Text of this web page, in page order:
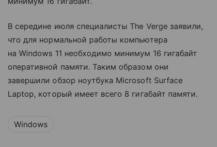
В середине июля специалисты The Verge заявили,
что для нормальной работы компьютера
на Windows 11 необходимо минимум 16 гигабайт
оперативной памяти. Таким образом они
завершили обзор ноутбука Microsoft Surface
Laptop, который имеет всего 8 гигабайт памяти.
Windows